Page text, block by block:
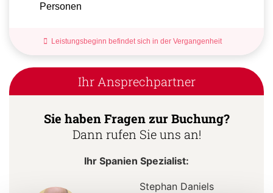
Personen
Leistungsbeginn befindet sich in der Vergangenheit
Ihr Ansprechpartner
Sie haben Fragen zur Buchung?
Dann rufen Sie uns an!
Ihr Spanien Spezialist:
Stephan Daniels